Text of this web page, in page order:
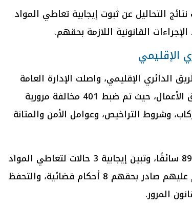
وأسفرت نتائج التحاليل عن ثبوت إيجابية تعاطي المواد
الإقليمي
الدائري الإقليمي، واصلت الإدارة العامة
للمرور حملاتها الانضباطية بمناطق الأعمال، حيث تم ضبط 401 مخالفة مرورية
وشروط التراخيص، وعوامل الأمن والمتانة
كما قامت الأجهزة الأمنية بفحص 89 سائقًا، وتبين إيجابية 3 حالات لتعاطي المواد
المخدرة، إلى جانب ضبط 6 محكوم عليهم صادر بحقهم 8 أحكام قضائية، والتحفظ
المرور.